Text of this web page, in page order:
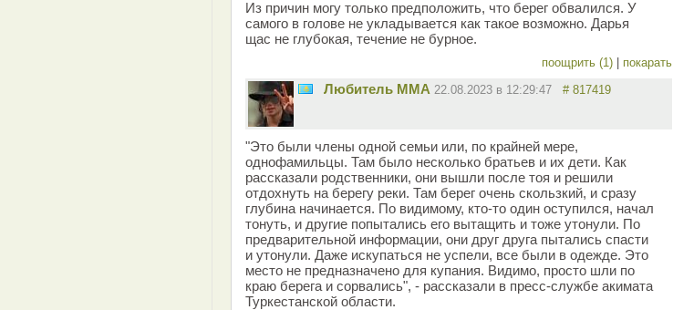
Из причин могу только предположить, что берег обвалился. У
самого в голове не укладывается как такое возможно. Дарья
щас не глубокая, течение не бурное.
поощрить (1) покарать
Любитель ММА 22.08.2023 в 12:29:47 # 817419
"Это были члены одной семьи или, по крайней мере,
однофамильцы. Там было несколько братьев и их дети. Как
рассказали родственники, они вышли после тоя и решили
отдохнуть на берегу реки. Там берег очень скользкий, и сразу
глубина начинается. По видимому, кто-то один оступился, начал
тонуть, и другие попытались его вытащить и тоже утонули. По
предварительной информации, они друг друга пытались спасти
и утонули. Даже искупаться не успели, все были в одежде. Это
место не предназначено для купания. Видимо, просто шли по
краю берега и сорвались", - рассказали в пресс-службе акимата
Туркестанской области.